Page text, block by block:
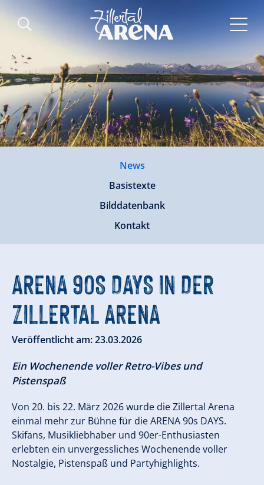
News
Basistexte
Bilddatenbank
Kontakt
ARENA 90S DAYS IN DER
ZILLERTAL ARENA
Veröffentlicht am: 23.03.2026
Ein Wochenende voller Retro-Vibes und
Pistenspaß
Von 20. bis 22. März 2026 wurde die Zillertal Arena
einmal mehr zur Bühne für die ARENA 90s DAYS.
Skifans, Musikliebhaber und 90er-Enthusiasten
erlebten ein unvergessliches Wochenende voller
Nostalgie, Pistenspaß und Partyhighlights.